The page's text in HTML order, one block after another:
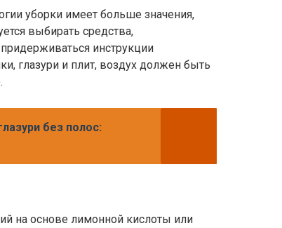
уборки имеет больше значения,
выбирать средства,
инструкции
глазури и плит, воздух должен быть
без полос:
на основе лимонной кислоты или